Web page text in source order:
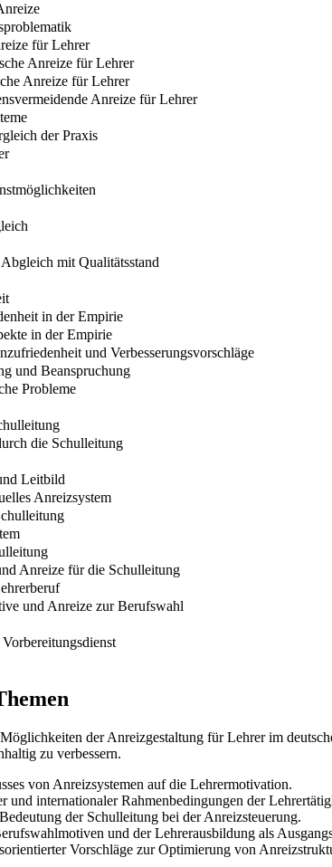
für Lehrer
Anreize für Lehrer
Anreize für Lehrer
Anreize für Lehrer
der Praxis
mit Qualitätsstand
in der Empirie
in der Empirie
und Verbesserungsvorschläge
und Beanspruchung
Probleme
die Schulleitung
Leitbild
Anreizsystem
Anreize für die Schulleitung
und Anreize zur Berufswahl
der Anreizgestaltung für Lehrer im
zu verbessern.
von Anreizsystemen auf die Lehrermotivation.
und internationaler Rahmenbedingungen der
der Schulleitung bei der Anreizsteuerung.
und der Lehrerausbildung als
Vorschläge zur Optimierung von